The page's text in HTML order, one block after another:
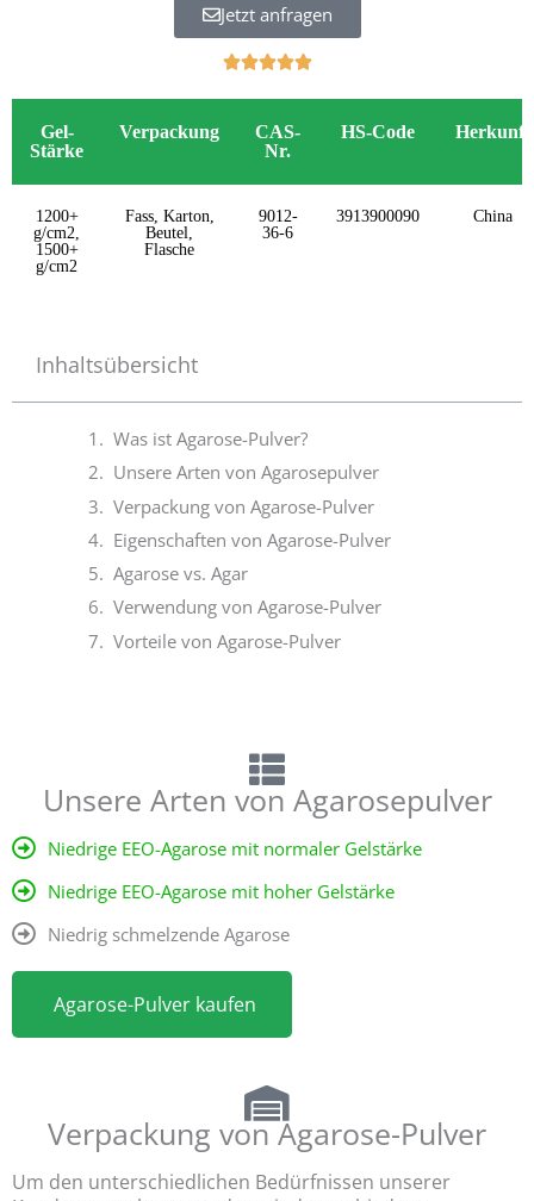
Jetzt anfragen
V
a
Gel-
Stärke
Verpackung
CAS-
Nr.
HS-Code Herkunft
1200+
g/cm2,
1500+
g/cm2
Fass, Karton,
Beutel,
Flasche
9012-
36-6
3913900090 China
Inhaltsübersicht
Was ist Agarose-Pulver?
Unsere Arten von Agarosepulver
Verpackung von Agarose-Pulver
Eigenschaften von Agarose-Pulver
Agarose vs. Agar
Verwendung von Agarose-Pulver
Vorteile von Agarose-Pulver
Unsere Arten von Agarosepulver
Niedrige EEO-Agarose mit normaler Gelstärke
Niedrige EEO-Agarose mit hoher Gelstärke
Niedrig schmelzende Agarose
Agarose-Pulver kaufen
Verpackung von Agarose-Pulver
Um den unterschiedlichen Bedürfnissen unserer